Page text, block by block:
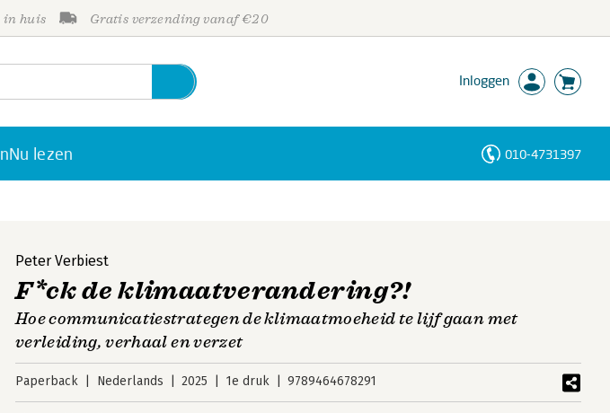
in huis Gratis verzending vanaf €20
Inloggen
Nu lezen 010-4731397
Peter Verbiest
F*ck de klimaatverandering?!
Hoe communicatiestrategen de klimaatmoeheid te lijf gaan met
verleiding, verhaal en verzet
Paperback Nederlands 2025 1e druk 9789464678291
Personen